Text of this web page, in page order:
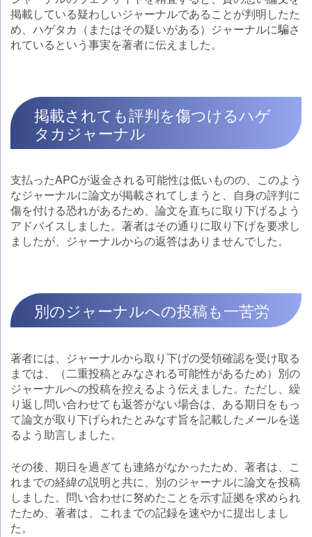
掲載している疑わしいジャーナルであることが判明したた
め、ハゲタカ（またはその疑いがある）ジャーナルに騙さ
れているという事実を著者に伝えました。
掲載されても評判を傷つけるハゲ
タカジャーナル
支払ったAPCが返金される可能性は低いものの、このよう
なジャーナルに論文が掲載されてしまうと、自身の評判に
傷を付ける恐れがあるため、論文を直ちに取り下げるよう
アドバイスしました。著者はその通りに取り下げを要求し
ましたが、ジャーナルからの返答はありませんでした。
別のジャーナルへの投稿も一苦労
著者には、ジャーナルから取り下げの受領確認を受け取る
までは、（二重投稿とみなされる可能性があるため）別の
ジャーナルへの投稿を控えるよう伝えました。ただし、繰
り返し問い合わせても返答がない場合は、ある期日をもっ
て論文が取り下げられたとみなす旨を記載したメールを送
るよう助言しました。
その後、期日を過ぎても連絡がなかったため、著者は、こ
れまでの経緯の説明と共に、別のジャーナルに論文を投稿
しました。問い合わせに努めたことを示す証拠を求められ
たため、著者は、これまでの記録を速やかに提出しまし
た。